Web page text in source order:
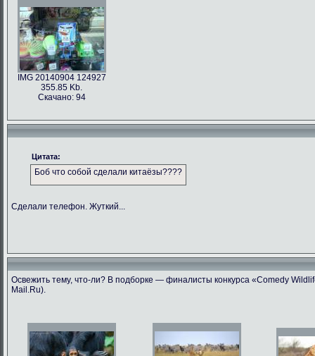
IMG 20140904 124927
355.85 Kb.
Скачано: 94
Цитата:
Боб что собой сделали китаёзы????
Сделали телефон. Жуткий...
Освежить тему, что-ли? В подборке — финалисты конкурса «Comedy
Mail.Ru).